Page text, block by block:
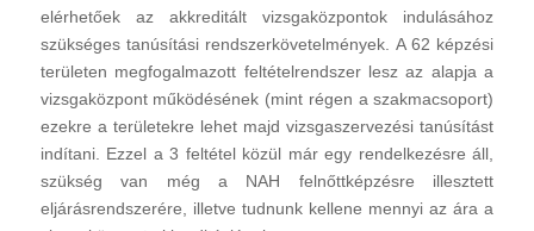
elérhetőek az akkreditált vizsgaközpontok indulásához
szükséges tanúsítási rendszerkövetelmények. A 62 képzési
területen megfogalmazott feltételrendszer lesz az alapja a
vizsgaközpont működésének (mint régen a szakmacsoport)
ezekre a területekre lehet majd vizsgaszervezési tanúsítást
indítani. Ezzel a 3 feltétel közül már egy rendelkezésre áll,
szükség van még a NAH felnőttképzésre illesztett
eljárásrendszerére, illetve tudnunk kellene mennyi az ára a